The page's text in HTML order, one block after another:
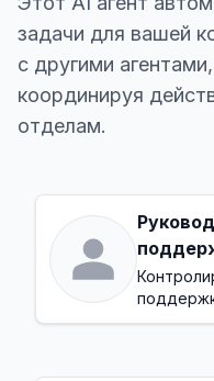
задачи для вашей
с другими
координируя
отделам.
степень